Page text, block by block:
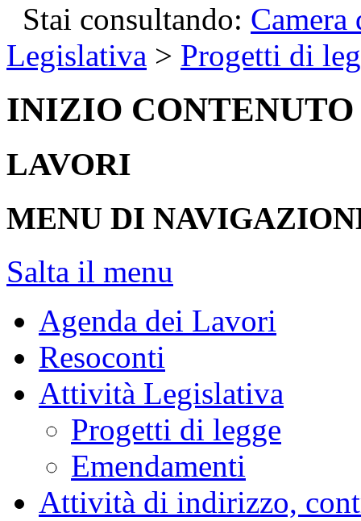
Stai consultando: Camera
Legislativa > Progetti di
INIZIO CONTENUTO
LAVORI
MENU DI
Salta il menu
Agenda dei Lavori
Resoconti
Attività Legislativa
Progetti di legge
Emendamenti
Attività di indirizzo,